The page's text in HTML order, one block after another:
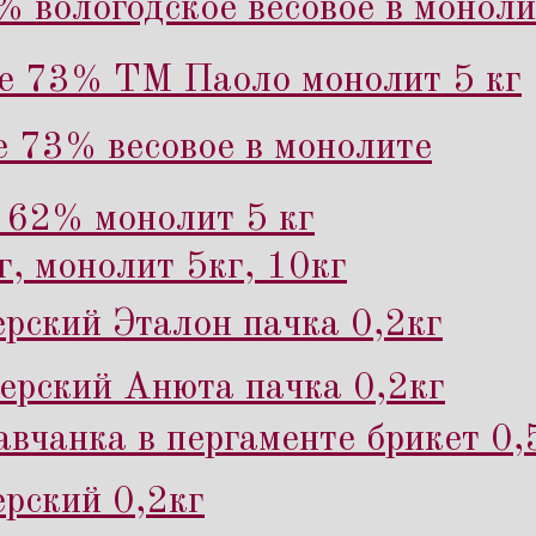
вологодское весовое в
73% ТМ Паоло монолит 5 кг
73% весовое в монолите
монолит 5 кг
монолит 5кг, 10кг
Эталон пачка 0,2кг
Анюта пачка 0,2кг
в пергаменте брикет
0,2кг